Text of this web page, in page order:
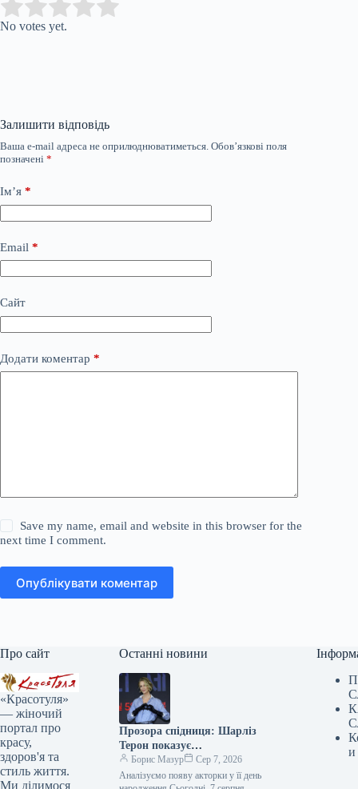
Rate this item:
No votes yet.
Залишити відповідь
Ваша e-mail адреса не оприлюднюватиметься. Обов’язкові поля
позначені *
Ім’я *
Email *
Сайт
Додати коментар *
Save my name, email and website in this browser for the
next time I comment.
Опублікувати коментар
Про сайт
«Красотуля»
— жіночий
портал про
красу,
здоров'я та
стиль життя.
Ми ділимося
Останні новини
Прозора спідниця: Шарліз
Терон показує
найвідважніший тренд 2026
року
Борис Мазур
Сер 7, 2026
Аналізуємо появу акторки у її день
и